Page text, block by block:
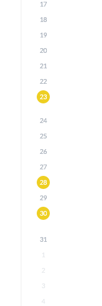
17
18
19
20
21
22
23
24
25
26
27
28
29
30
31
1
2
3
4